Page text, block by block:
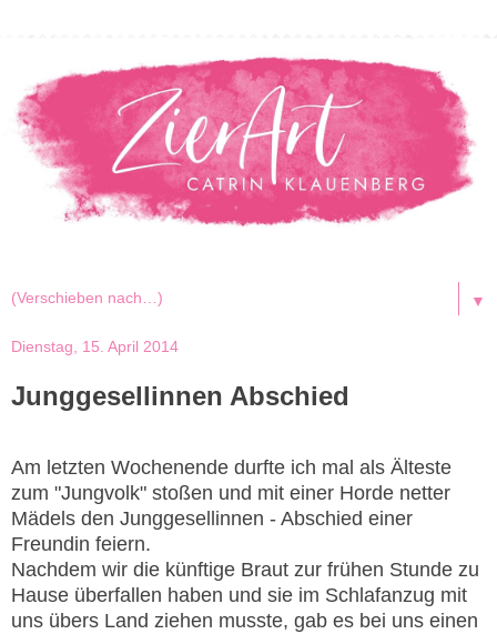
▼
Dienstag, 15. April 2014
Junggesellinnen Abschied
Am letzten Wochenende durfte ich mal als Älteste
zum "Jungvolk" stoßen und mit einer Horde netter
Mädels den Junggesellinnen - Abschied einer
Freundin feiern.
Nachdem wir die künftige Braut zur frühen Stunde zu
Hause überfallen haben und sie im Schlafanzug mit
uns übers Land ziehen musste, gab es bei uns einen